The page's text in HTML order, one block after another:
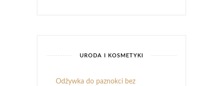
URODA I KOSMETYKI
Odżywka do paznokci bez